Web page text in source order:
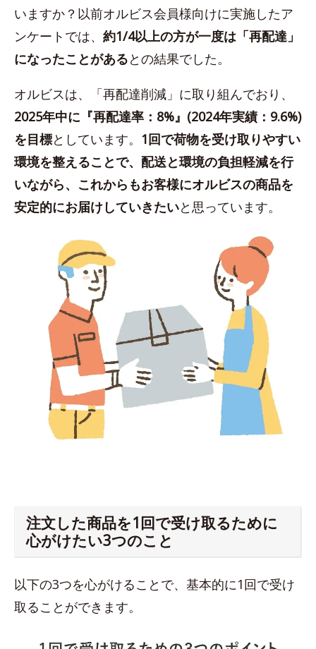
いますか？以前オルビス会員様向けに実施したア
ンケートでは、 約1/4以上の方が一度は「再配達」
になったことがあるとの結果でした。
オルビスは、「再配達削減」に取り組んでおり、
2025年中に『再配達率：8%』(2024年実績：9.6%)
を目標としています。 1回で荷物を受け取りやすい
環境を整えることで、配送と環境の負担軽減を行
いながら、これからもお客様にオルビスの商品を
安定的にお届けしていきたいと思っています。
注文した商品を1回で受け取るために
心がけたい3つのこと
以下の3つを心がけることで、基本的に1回で受け
取ることができます。